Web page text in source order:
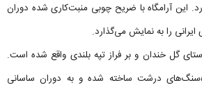
این آرامگاه با ضریح چوبی منبت‌کاری شده دوران
را به نمایش می‌گذارد.
گل خندان و بر فراز تپه بلندی واقع شده است.
درشت ساخته شده و به دوران ساسانی